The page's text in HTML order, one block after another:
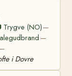
Trygve (NO)—
—
i Dovre